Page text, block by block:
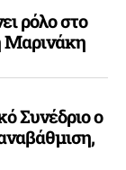
ρόλο στο
Μαρινάκη
Συνέδριο ο